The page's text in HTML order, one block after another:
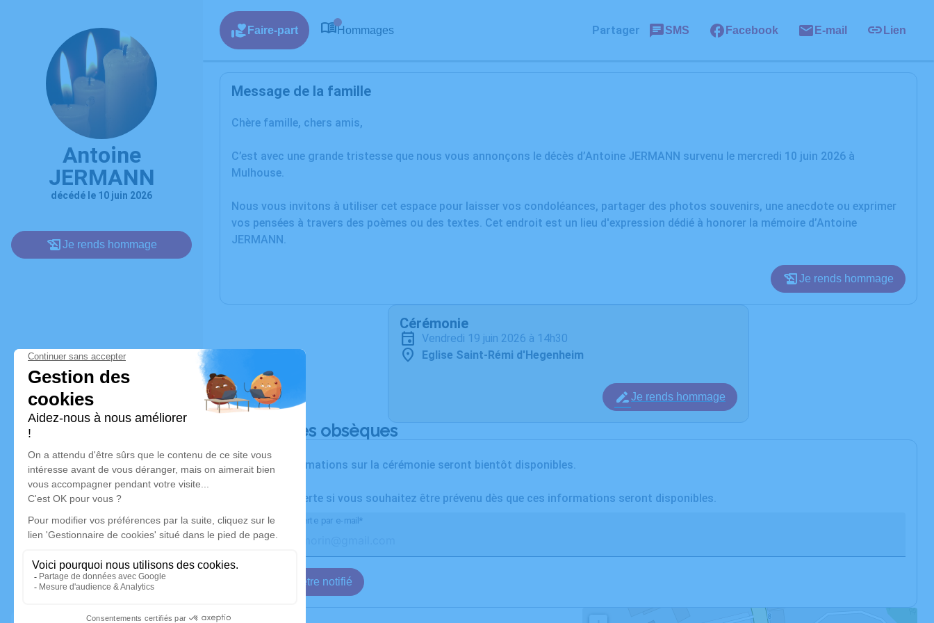
Antoine
JERMANN
décédé le 10 juin 2026
Je rends hommage
Faire-part Hommages Partager SMS Facebook E-mail Lien
Message de la famille
Chère famille, chers amis,
C’est avec une grande tristesse que nous vous annonçons le décès d’Antoine JERMANN survenu le mercredi 10 juin 2026 à
Mulhouse.
Nous vous invitons à utiliser cet espace pour laisser vos condoléances, partager des photos souvenirs, une anecdote ou exprimer
vos pensées à travers des poèmes ou des textes. Cet endroit est un lieu d'expression dédié à honorer la mémoire d’Antoine
JERMANN.
Je rends hommage
Cérémonie
vendredi 19 juin 2026 à 14h30
Eglise Saint-Rémi d'Hegenheim
Je rends hommage
Déroulé des obsèques
Les informations sur la cérémonie seront bientôt disponibles.
Activez une alerte si vous souhaitez être prévenu dès que ces informations seront disponibles.
Recevoir une alerte par e-mail*
Je veux être notifié